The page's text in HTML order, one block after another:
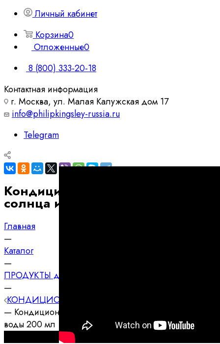
Личный кабинет
Корзина0
Отложенные0
8 (800) 333-20-18
Контактная информация
г. Москва, ул. Малая Калужская дом 17
info@philipkingsley-russia.ru
Telegram
Кондиционер-защита волос от
солнца и морской воды 200 мл
Главная
—
Каталог
—
ПРОДУКТЫ для волос PHILIP KINGSLEY
—
КОНДИЦИОНЕРЫ для волос PHILIP KINGSLEY
— Кондиционер-защита волос от солнца и морской
воды 200 мл